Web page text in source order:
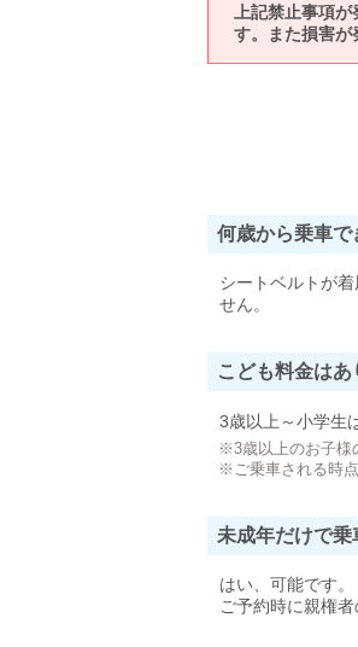
上記禁止事項
す。また損害が
何歳から乗車で
シートベルトが
せん。
こども料金はあ
3歳以上～小学生
※3歳以上のお子様
※ご乗車される時
未成年だけで乗
はい、可能です。
ご予約時に親権